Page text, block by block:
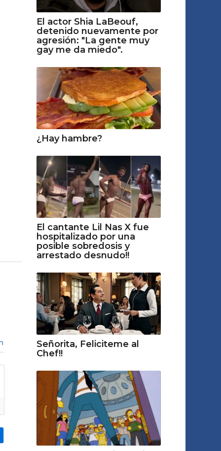
El actor Shia LaBeouf,
detenido nuevamente por
agresión: "La gente muy
gay me da miedo".
¿Hay hambre?
El cantante Lil Nas X fue
hospitalizado por una
posible sobredosis y
arrestado desnudo!!
Señorita, Feliciteme al
Chef!!